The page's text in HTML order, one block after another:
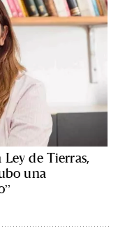
de Tierras,
una